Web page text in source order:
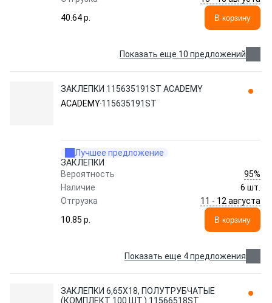
40.64 p.
В корзину
Показать еще 10 предложений
ЗАКЛЕПКИ 115635191ST ACADEMY
ACADEMY115635191ST
Лучшее предложение
ЗАКЛЕПКИ
Вероятность
95%
Наличие
6 шт.
Отгрузка
11 - 12 августа
10.85 p.
В корзину
Показать еще 4 предложения
ЗАКЛЕПКИ 6,65X18, ПОЛУТРУБЧАТЫЕ
(КОМПЛЕКТ 100 ШТ.) 11566518ST